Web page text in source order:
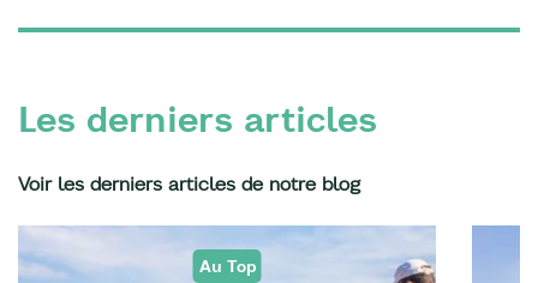
Les derniers articles
Voir les derniers articles de notre blog
Au Top